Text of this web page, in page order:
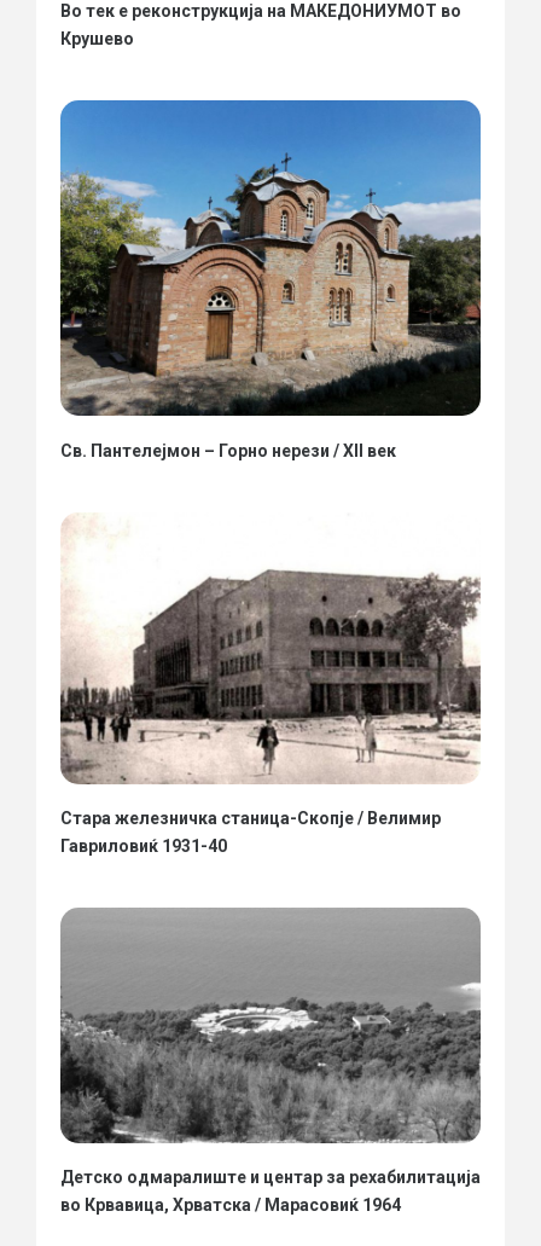
Во тек е реконструкција на МАКЕДОНИУМОТ во
Крушево
Св. Пантелејмон – Горно нерези / XII век
Стара железничка станица-Скопје / Велимир
Гавриловиќ 1931-40
Детско одмаралиште и центар за рехабилитација
во Крвавица, Хрватска / Марасовиќ 1964